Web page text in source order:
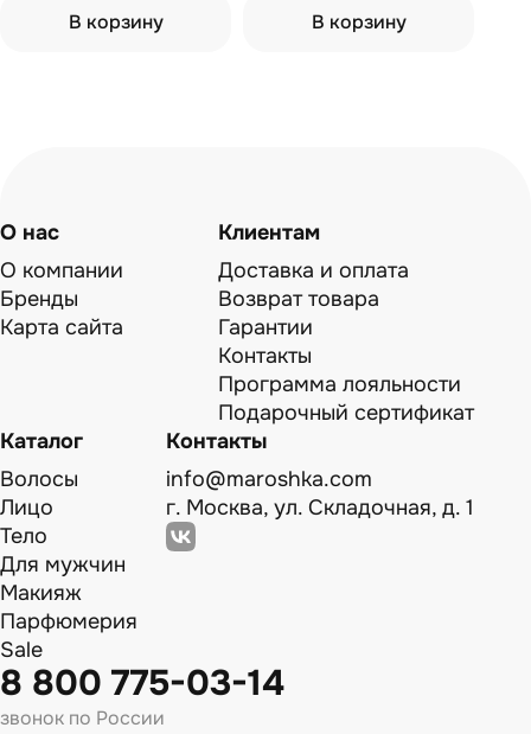
В корзину В корзину
О нас
О компании
Бренды
Карта сайта
Клиентам
Доставка и оплата
Возврат товара
Гарантии
Контакты
Программа лояльности
Подарочный сертификат
Каталог
Волосы
Лицо
Тело
Для мужчин
Макияж
Парфюмерия
Sale
Контакты
info@maroshka.com
г. Москва, ул. Складочная, д. 1
8 800 775-03-14
звонок по России